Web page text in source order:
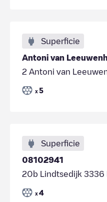
Superficie
Antoni van
2 Antoni van
x 5
Superficie
08102941
20b Lindtsedijk 3336
x 4